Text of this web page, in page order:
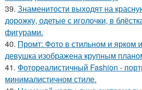
39. Знаменитости выходят на
дорожку, одетые с иголочки, в
фигурами.
40. Промт: Фото в стильном и ярком
девушка изображена крупным
41. Фотореалистичный Fashion -
минималистичном стиле.